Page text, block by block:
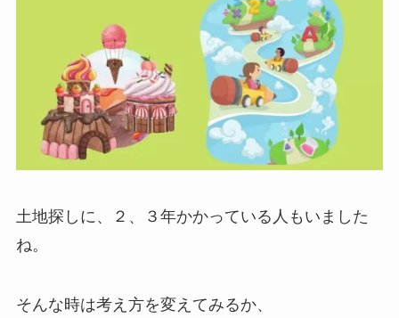
土地探しに、２、３年かかっている人もいました
ね。
そんな時は考え方を変えてみるか、